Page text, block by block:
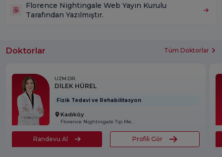
Florence Nightingale Web Yayın Kurulu
Tarafından Yazılmıştır.
Doktorlar Tüm Doktorlar
UZM.DR.
DİLEK HÜREL
Fizik Tedavi ve Rehabilitasyon
Kadıköy
Florence Nightingale Tıp Merkezi
Randevu Al Profili Gör